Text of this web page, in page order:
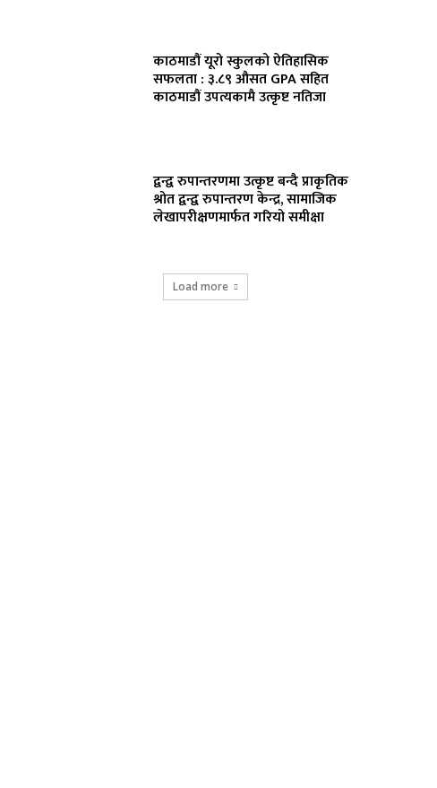
काठमाडौं यूरो स्कुलको ऐतिहासिक
सफलता : ३.८९ औसत GPA सहित
काठमाडौं उपत्यकामै उत्कृष्ट नतिजा
द्वन्द्व रुपान्तरणमा उत्कृष्ट बन्दै प्राकृतिक
श्रोत द्वन्द्व रुपान्तरण केन्द्र, सामाजिक
लेखापरीक्षणमार्फत गरियो समीक्षा
Load more